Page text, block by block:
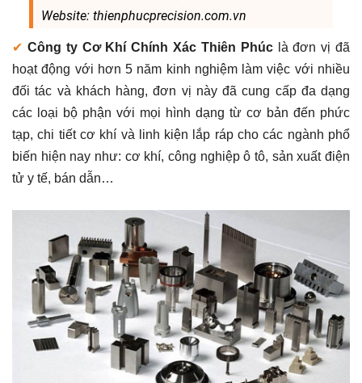
Website: thienphucprecision.com.vn
✔ Công ty Cơ Khí Chính Xác Thiên Phúclà đơn vị đã
hoạt động với hơn 5 năm kinh nghiệm làm việc với nhiều
đối tác và khách hàng, đơn vị này đã cung cấp đa dạng
các loại bộ phận với mọi hình dạng từ cơ bản đến phức
tạp, chi tiết cơ khí và linh kiện lắp ráp cho các ngành phổ
biến hiện nay như: cơ khí, công nghiệp ô tô, sản xuất điện
tử y tế, bán dẫn…